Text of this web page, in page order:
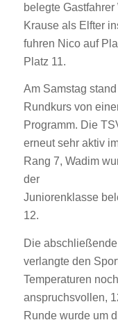
belegte
Krause als Elfter
fuhren Nico auf
Platz 11.
Am Samstag
Rundkurs von
Programm. Die
erneut sehr aktiv
Rang 7, Wadim
der
Juniorenklasse
12.
Die
verlangte den
Temperaturen
anspruchsvollen,
Runde wurde um